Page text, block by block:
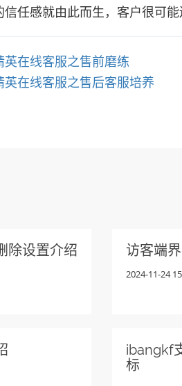
信任感就由此而生，客户很可能
英在线客服之售前磨练
英在线客服之售后客服培养
除设置介绍 访客端
2024-11-24
ibangkf
标